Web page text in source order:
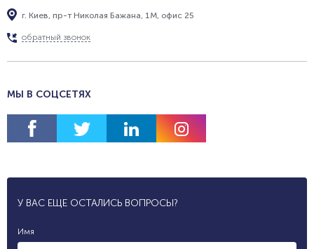
г. Киев, пр-т Николая Бажана, 1М, офис 25
обратный звонок
МЫ В СОЦСЕТЯХ
У ВАС ЕЩЕ ОСТАЛИСЬ ВОПРОСЫ?
Имя